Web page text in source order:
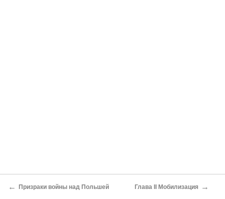
← Призраки войны над Польшей Глава II Мобилизация →